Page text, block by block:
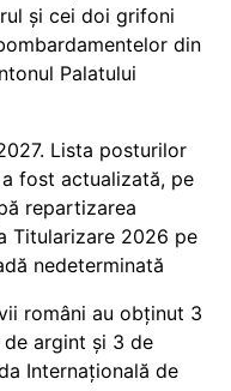
și cei doi grifoni
din
Palatului
Lista posturilor
fost actualizată, pe
repartizarea
Titularizare 2026 pe
nedeterminată
români au obținut 3
argint și 3 de
Internațională de